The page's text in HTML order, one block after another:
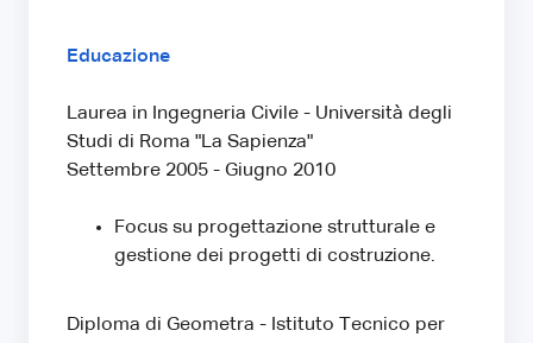
Educazione
Laurea in Ingegneria Civile - Università degli
Studi di Roma "La Sapienza"
Settembre 2005 - Giugno 2010
Focus su progettazione strutturale e
gestione dei progetti di costruzione.
Diploma di Geometra - Istituto Tecnico per